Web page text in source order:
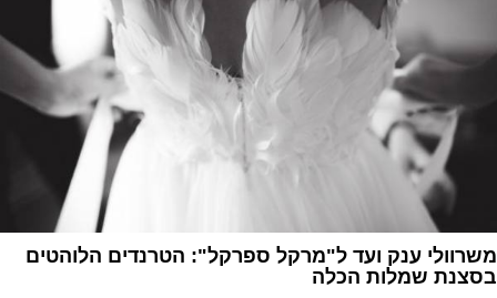
משרוולי ענק ועד ל"מרקל ספרקל": הטרנדים הלוהטים
בסצנת שמלות הכלה